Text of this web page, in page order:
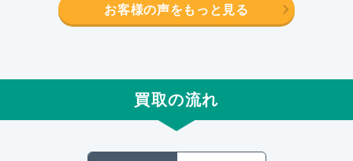
お客様の声をもっと見る
買取の流れ